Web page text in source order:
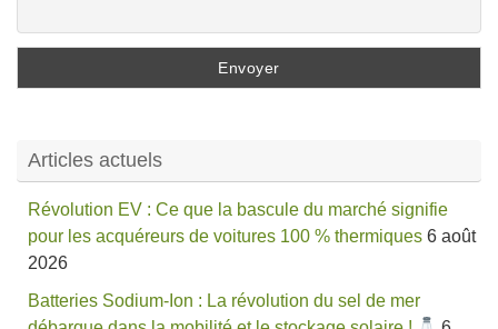
Articles actuels
Révolution EV : Ce que la bascule du marché signifie
pour les acquéreurs de voitures 100 % thermiques 6 août
2026
Batteries Sodium-Ion : La révolution du sel de mer